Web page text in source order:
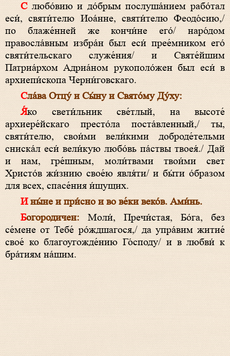
С любо́вию и до́брым послуша́нием рабо́тал
еси́, святи́телю Иоа́нне, святи́телю Феодо́сию,/
по блаже́нней же кончи́не его́/ наро́дом
правосла́вным избра́н был еси́ прее́мником его́
святи́тельскаго служе́ния/ и Святе́йшим
Патриа́рхом Адриа́ном рукополо́жен был еси́ в
архиепи́скопа Черни́говскаго.
Сла́ва Отцу́ и Сы́ну и Свято́му Ду́ху:
Я́ко свети́льник све́тлый, на высоте́
архиере́йскаго престо́ла поста́вленный,/ ты,
святи́телю, свои́ми вели́кими доброде́тельми
сниска́л еси́ вели́кую любо́вь па́ствы твоея́./ Дай
и нам, гре́шным, моли́твами твои́ми свет
Христо́в жи́знию свое́ю явля́ти/ и бы́ти о́бразом
для всех, спасе́ния и́щущих.
И ны́не и при́сно и во ве́ки веко́в. Ами́нь.
Богородичен: Моли́, Пречи́стая, Бо́га, без
се́мене от Тебе́ ро́ждшагося,/ да упра́вим житие́
свое́ ко благоугожде́нию Го́споду/ и в любви́ к
бра́тиям на́шим.